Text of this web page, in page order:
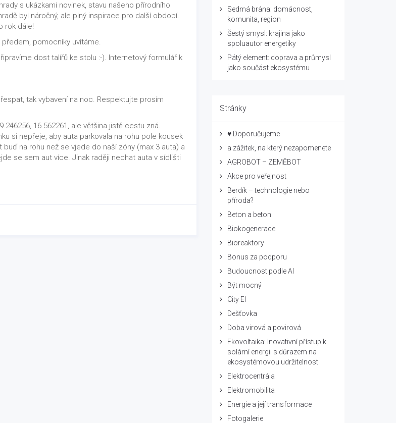
s ukázkami novinek, stavu našeho přírodního
byl náročný, ale plný inspirace pro další období.
rok dále!
pomocníky uvítáme.
dost talířů ke stolu :-). Internetový formulář k
tak vybavení na noc. Respektujte prosím
16.562261, ale většina jistě cestu zná.
si nepřeje, aby auta parkovala na rohu pole kousek
na rohu než se vjede do naší zóny (max 3 auta) a
se sem aut více. Jinak raději nechat auta v sídlišti
Sedmá brána: domácnost,
komunita, region
Šestý smysl: krajina jako
spoluautor energetiky
Pátý element: doprava a průmysl
jako součást ekosystému
Stránky
♥ Doporučujeme
a zážitek, na který nezapomenete
AGROBOT – ZEMĚBOT
Akce pro veřejnost
Berdík – technologie nebo
příroda?
Beton a beton
Biokogenerace
Bioreaktory
Bonus za podporu
Budoucnost podle AI
Být mocný
City El
Dešťovka
Doba virová a povirová
Ekovoltaika: Inovativní přístup k
solární energii s důrazem na
ekosystémovou udržitelnost
Elektrocentrála
Elektromobilita
Energie a její transformace
Fotogalerie